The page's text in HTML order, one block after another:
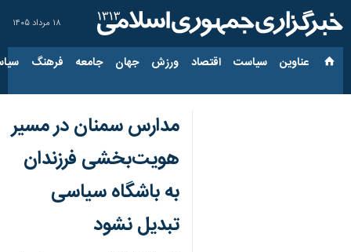
۱۸ مرداد ۱۴۰۵
عناوین‌ سیاست اقتصاد ورزش جهان جامعه فرهنگ
مدارس سمنان در مسیر
هویت‌بخشی فرزندان
به باشگاه سیاسی
تبدیل نشود